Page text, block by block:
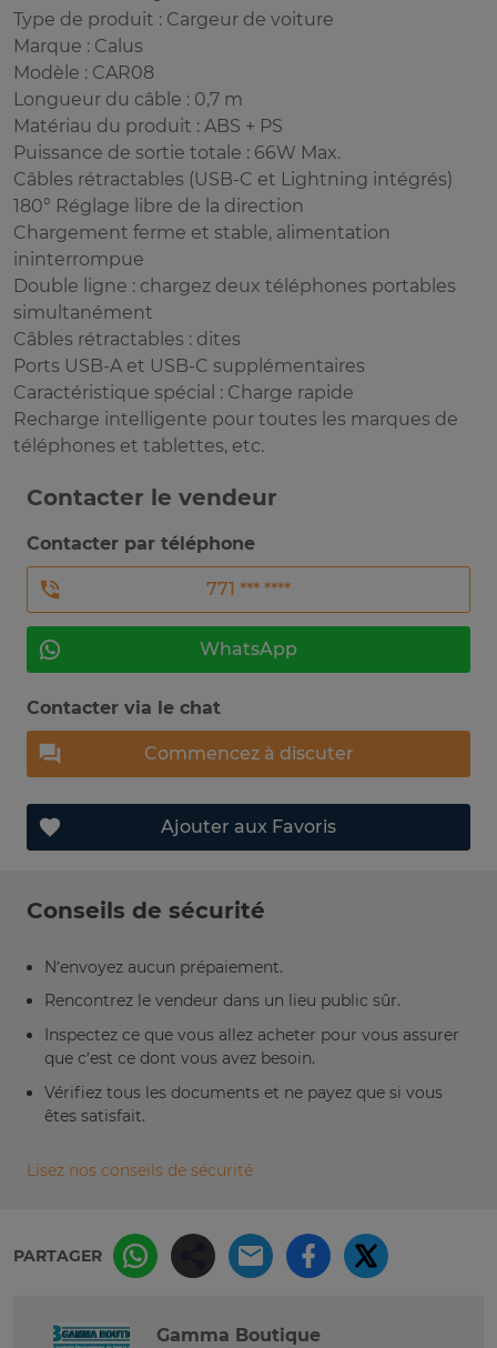
Type de produit : Cargeur de voiture
Marque : Calus
Modèle : CAR08
Longueur du câble : 0,7 m
Matériau du produit : ABS + PS
Puissance de sortie totale : 66W Max.
Câbles rétractables (USB-C et Lightning intégrés)
180° Réglage libre de la direction
Chargement ferme et stable, alimentation
ininterrompue
Double ligne : chargez deux téléphones portables
simultanément
Câbles rétractables : dites
Ports USB-A et USB-C supplémentaires
Caractéristique spécial : Charge rapide
Recharge intelligente pour toutes les marques de
téléphones et tablettes, etc.
Contacter le vendeur
Contacter par téléphone
771 *** ****
WhatsApp
Contacter via le chat
Commencez à discuter
Ajouter aux Favoris
Conseils de sécurité
N’envoyez aucun prépaiement.
Rencontrez le vendeur dans un lieu public sûr.
Inspectez ce que vous allez acheter pour vous assurer
que c’est ce dont vous avez besoin.
Vérifiez tous les documents et ne payez que si vous
êtes satisfait.
Lisez nos conseils de sécurité
PARTAGER
Gamma Boutique